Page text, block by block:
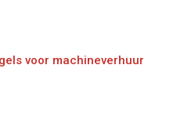
voor machineverhuur